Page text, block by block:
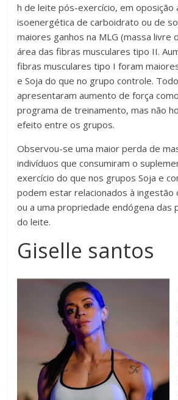
h de leite pós-exercício, em oposição
isoenergética de carboidrato ou de
maiores ganhos na MLG (massa livre
área das fibras musculares tipo II.
fibras musculares tipo I foram
e Soja do que no grupo controle.
apresentaram aumento de força
programa de treinamento, mas não
efeito entre os grupos.
Observou-se uma maior perda de
indivíduos que consumiram o
exercício do que nos grupos Soja e
podem estar relacionados à ingestão
ou a uma propriedade endógena das
do leite.
Giselle santos